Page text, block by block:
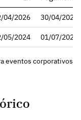
04/2026 30/04/2026
05/2024 01/07/2024
eventos corporativos